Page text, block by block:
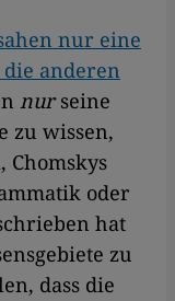
nur eine
anderen
nurseine
zu wissen,
Chomskys
oder
hat
zu
dass die